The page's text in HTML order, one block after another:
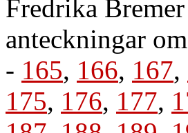
Fredrika
anteckningar
- 165, 166, 167,
175, 176, 177,